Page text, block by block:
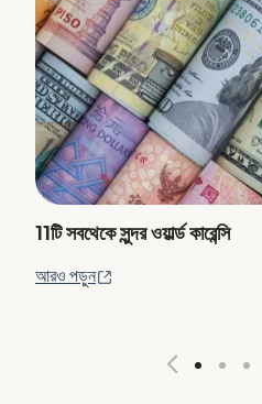
11টি সবথেকে সুন্দর ওয়ার্ল্ড কারেন্সি
আরও পড়ুন